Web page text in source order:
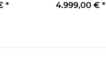
*
4.999,00 € *